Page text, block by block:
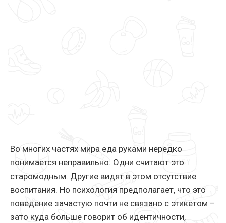
Во многих частях мира еда руками нередко
понимается неправильно. Одни считают это
старомодным. Другие видят в этом отсутствие
воспитания. Но психология предполагает, что это
поведение зачастую почти не связано с этикетом –
зато куда больше говорит об идентичности,